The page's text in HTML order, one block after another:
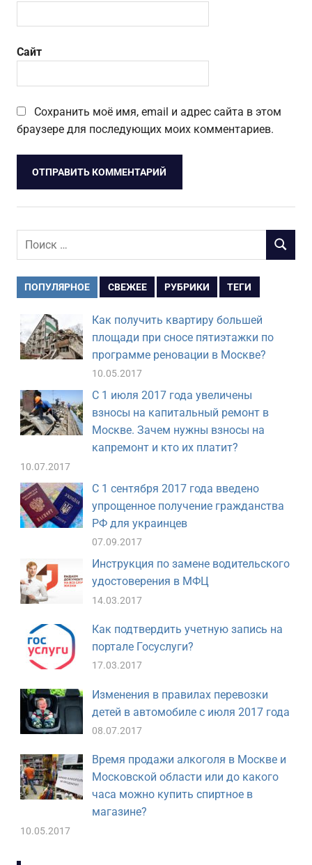
Сайт
Сохранить моё имя, email и адрес сайта в этом
браузере для последующих моих комментариев.
Поиск
ПОИСК
ПОПУЛЯРНОЕ СВЕЖЕЕ РУБРИКИ ТЕГИ
Как получить квартиру большей
площади при сносе пятиэтажки по
программе реновации в Москве?
10.05.2017
С 1 июля 2017 года увеличены
взносы на капитальный ремонт в
Москве. Зачем нужны взносы на
капремонт и кто их платит?
10.07.2017
С 1 сентября 2017 года введено
упрощенное получение гражданства
РФ для украинцев
07.09.2017
Инструкция по замене водительского
удостоверения в МФЦ
14.03.2017
Как подтвердить учетную запись на
портале Госуслуги?
17.03.2017
Изменения в правилах перевозки
детей в автомобиле с июля 2017 года
08.07.2017
Время продажи алкоголя в Москве и
Московской области или до какого
часа можно купить спиртное в
магазине?
10.05.2017